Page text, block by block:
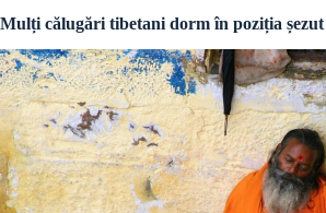
Mulți călugări tibetani dorm în poziția șezut